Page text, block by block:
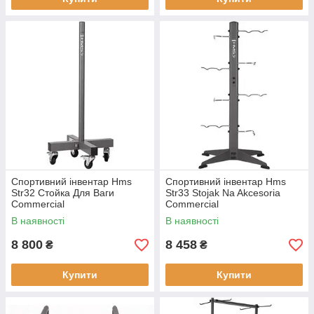
Спортивний інвентар Hms
Str32 Стойка Для Ваги
Commercial
В наявності
8 800 ₴
Купити
Спортивний інвентар Hms
Str33 Stojak Na Akcesoria
Commercial
В наявності
8 458 ₴
Купити